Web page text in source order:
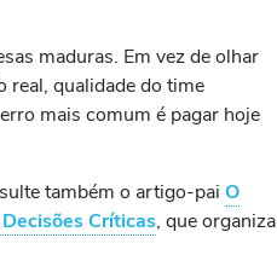
maduras. Em vez de olhar
real, qualidade do time
mais comum é pagar hoje
também o artigo-paiO
Críticas, que organiza